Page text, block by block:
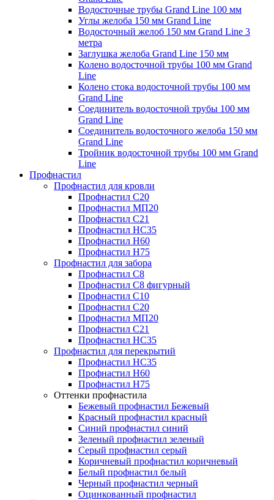
Водосточные трубы Grand Line 100 мм
Углы желоба 150 мм Grand Line
Водосточный желоб 150 мм Grand Line 3
метра
Заглушка желоба Grand Line 150 мм
Колено водосточной трубы 100 мм Grand
Line
Колено стока водосточной трубы 100 мм
Grand Line
Соединитель водосточной трубы 100 мм
Grand Line
Соединитель водосточного желоба 150 мм
Grand Line
Тройник водосточной трубы 100 мм Grand
Line
Профнастил
Профнастил для кровли
Профнастил С20
Профнастил МП20
Профнастил С21
Профнастил НС35
Профнастил Н60
Профнастил Н75
Профнастил для забора
Профнастил С8
Профнастил С8 фигурный
Профнастил С10
Профнастил С20
Профнастил МП20
Профнастил С21
Профнастил НС35
Профнастил для перекрытий
Профнастил НС35
Профнастил Н60
Профнастил Н75
Оттенки профнастила
Бежевый профнастил Бежевый
Красный профнастил красный
Синий профнастил синий
Зеленый профнастил зеленый
Серый профнастил серый
Коричневый профнастил коричневый
Белый профнастил белый
Черный профнастил черный
Оцинкованный профнастил